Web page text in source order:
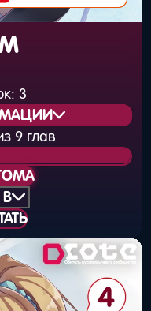
3
Вышел
сентября 2016
года
сентября 2016
года
9 глав